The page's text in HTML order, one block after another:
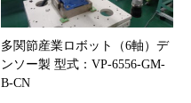
多関節産業ロボット（6軸）デ
ンソー製 型式：VP-6556-GM-
B-CN